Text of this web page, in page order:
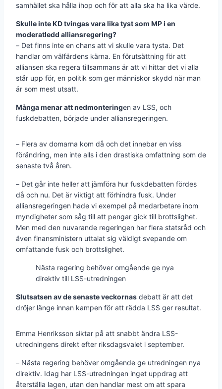
samhället ska hålla ihop och för att alla ska ha lika värde.
Skulle inte KD tvingas vara lika tyst som MP i en
moderatledd alliansregering?
– Det finns inte en chans att vi skulle vara tysta. Det
handlar om välfärdens kärna. En förutsättning för att
alliansen ska regera tillsammans är att vi hittar det vi alla
står upp för, en politik som ger människor skydd när man
är som mest utsatt.
Många menar att nedmonteringen av LSS, och
fuskdebatten, började under alliansregeringen.
– Flera av domarna kom då och det innebar en viss
förändring, men inte alls i den drastiska omfattning som de
senaste två åren.
– Det går inte heller att jämföra hur fuskdebatten fördes
då och nu. Det är viktigt att förhindra fusk. Under
alliansregeringen hade vi exempel på medarbetare inom
myndigheter som såg till att pengar gick till brottslighet.
Men med den nuvarande regeringen har flera statsråd och
även finansministern uttalat sig väldigt svepande om
omfattande fusk och brottslighet.
Nästa regering behöver omgående ge nya
direktiv till LSS-utredningen
Slutsatsen av de senaste veckornas debatt är att det
dröjer länge innan kampen för att rädda LSS ger resultat.
Emma Henriksson siktar på att snabbt ändra LSS-
utredningens direkt efter riksdagsvalet i september.
– Nästa regering behöver omgående ge utredningen nya
direktiv. Idag har LSS-utredningen inget uppdrag att
återställa lagen, utan den handlar mest om att spara